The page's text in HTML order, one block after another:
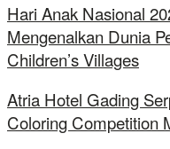
Hari Anak Nasional
Mengenalkan Dunia
Children’s Villages
Atria Hotel Gading
Coloring Competition